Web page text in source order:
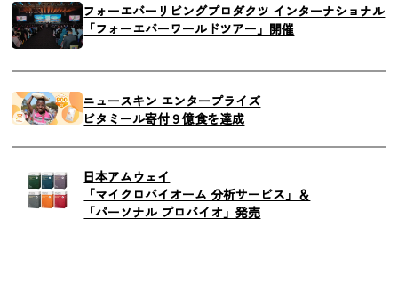
フォーエバーリビングプロダクツ インターナショナル
「フォーエバーワールドツアー」開催
ニュースキン エンタープライズ
ビタミール寄付９億食を達成
日本アムウェイ
「マイクロバイオーム 分析サービス」＆
「パーソナル プロバイオ」発売